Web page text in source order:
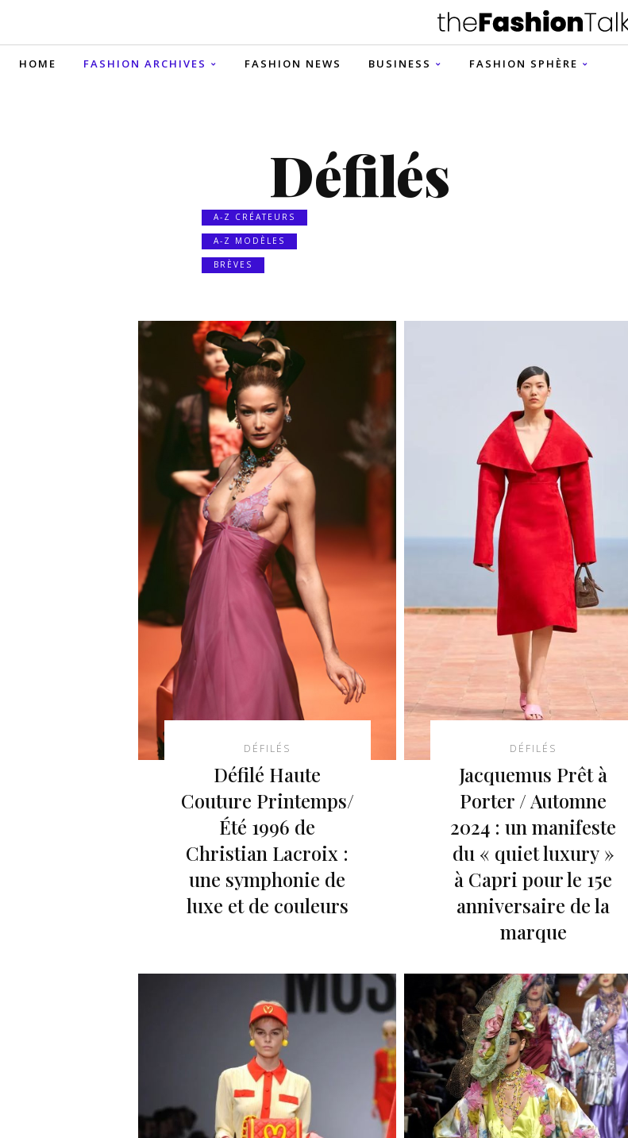
HOME FASHION ARCHIVES FASHION NEWS BUSINESS FASHION SPHÈRE
Défilés
A-Z CRÉATEURS
A-Z MODÈLES
BRÈVES
DÉFILÉS
Défilé Haute
Couture Printemps/
Été 1996 de
Christian Lacroix :
une symphonie de
luxe et de couleurs
DÉFILÉS
Jacquemus Prêt à
Porter / Automne
2024 : un manifeste
du « quiet luxury »
à Capri pour le 15e
anniversaire de la
marque